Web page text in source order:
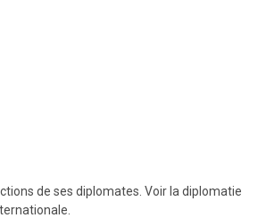
de ses diplomates. Voir la diplomatie